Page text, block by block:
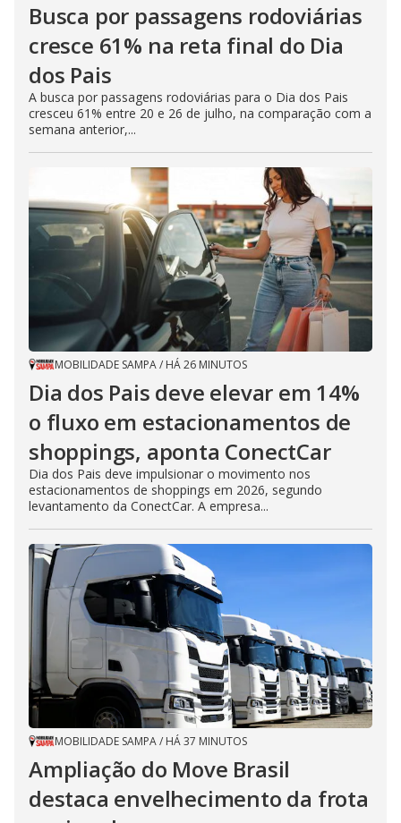
Busca por passagens rodoviárias
cresce 61% na reta final do Dia
dos Pais
A busca por passagens rodoviárias para o Dia dos Pais
cresceu 61% entre 20 e 26 de julho, na comparação com a
semana anterior,...
MOBILIDADE SAMPA/ HÁ 26 MINUTOS
Dia dos Pais deve elevar em 14%
o fluxo em estacionamentos de
shoppings, aponta ConectCar
Dia dos Pais deve impulsionar o movimento nos
estacionamentos de shoppings em 2026, segundo
levantamento da ConectCar. A empresa...
MOBILIDADE SAMPA/ HÁ 37 MINUTOS
Ampliação do Move Brasil
destaca envelhecimento da frota